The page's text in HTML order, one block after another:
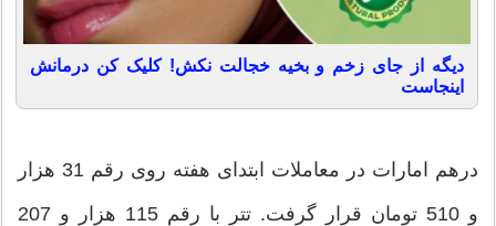
دیگه از جای زخم و بخیه خجالت نکش! کلیک کن درمانش
اینجاست
درهم امارات در معاملات ابتدای هفته روی رقم 31 هزار
و 510 تومان قرار گرفت. تتر با رقم 115 هزار و 207